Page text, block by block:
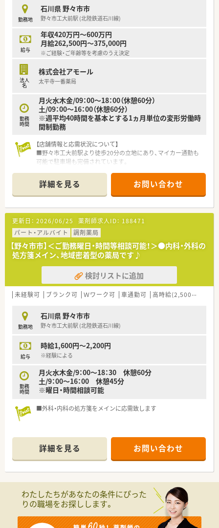
勤務地
石川県 野々市市
野々市工大前駅 (北陸鉄道石川線)
給与
年収420万円～600万円
月給262,500円～375,000円
※ご経験・ご年齢等を考慮のうえ決定
法人
名
株式会社アモール
太平寺一番薬局
勤務
時間
月火水木金/09：00～18：00（休憩60分）
土/09：00～16：00（休憩60分）
※週平均40時間を基本とする1ヵ月単位の変形労働時
間制勤務
【店舗情報と応需状況について】
■野々市工大前駅より徒歩20分の立地にあり、マイカー通勤も
可能で駐車場も完備されています。
程度、無理なく応需しています
■薬剤師3名と事務員2名という処方箋枚数に対して非常に手厚
い人員体制を敷いています。
【法人特徴について】
■富山県を本拠地に石川県など広域に店舗を展開し、地域包括ケ
アシステムを推進する企業です。
■現場の意見を積極的に取り入れる風通しの良さがあり、ボトム
アップで組織作りを行っています。
■従業員の働きやすさを重視しており、高い定着率と良好なワー
クライフバランスを実現しています。
【こんな取り組みをしています】
■従業員の声を反映するプロジェクトチームを結成し、働きやす
■会員限定の優待サービスが受けられる福利厚生制度を導入し、
オフの時間の充実も支援します。
■地域のお祭りやイベントへの参加を通じて地域住民との交流
【こんな方が活躍中】
しながら無理なく働いています。
■コミュニケーション能力が高いスタッフが多く、明るい雰囲気
の中でチームワーク良く働いています。
体制の中で着実に成長しています。
詳細を見る お問い合わせ
更新日： 2026/06/25 薬剤師求人ID： 188471
パート・アルバイト
調剤薬局
【野々市市】＜ご勤務曜日・時間等相談可能！＞●内科・外科の
処方箋メイン、地域密着型の薬局です♪
検討リストに追加
未経験可 ブランク可 Ｗワーク可 車通勤可 高時給(2,500円以上)
勤務地
石川県 野々市市
野々市工大前駅 (北陸鉄道石川線)
給与
時給1,600円～2,200円
※経験による
勤務
時間
月火水木金/9：00～18：30 休憩60分
土/9：00～16：00 休憩45分
※曜日・時間相談可能
■外科・内科の処方箋をメインに応需致します
詳細を見る お問い合わせ
わたしたちがあなたの条件にぴった
りの職場をお探しします。